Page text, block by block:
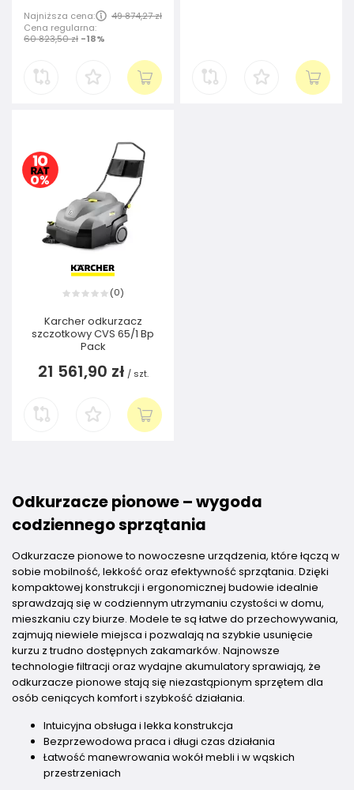
Najniższa cena:
49 874,27 zł
Cena regularna:
60 823,50 zł -18%
(0)
Karcher odkurzacz
szczotkowy CVS 65/1 Bp
Pack
21 561,90 zł / szt.
Odkurzacze pionowe – wygoda
codziennego sprzątania
Odkurzacze pionowe to nowoczesne urządzenia, które łączą w
sobie mobilność, lekkość oraz efektywność sprzątania. Dzięki
kompaktowej konstrukcji i ergonomicznej budowie idealnie
sprawdzają się w codziennym utrzymaniu czystości w domu,
mieszkaniu czy biurze. Modele te są łatwe do przechowywania,
zajmują niewiele miejsca i pozwalają na szybkie usunięcie
kurzu z trudno dostępnych zakamarków. Najnowsze
technologie filtracji oraz wydajne akumulatory sprawiają, że
odkurzacze pionowe stają się niezastąpionym sprzętem dla
osób ceniących komfort i szybkość działania.
Intuicyjna obsługa i lekka konstrukcja
Bezprzewodowa praca i długi czas działania
Łatwość manewrowania wokół mebli i w wąskich
przestrzeniach